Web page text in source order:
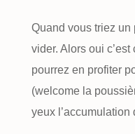
Quand vous triez un
vider. Alors oui
pourrez en profiter
(welcome la
yeux l’accumulation